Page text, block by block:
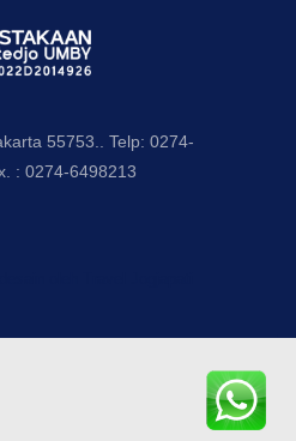
55753.. Telp: 0274-
: 0274-6498213